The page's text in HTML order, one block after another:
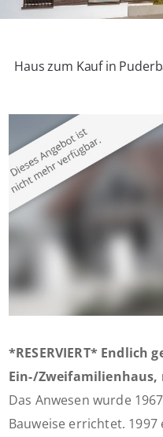
Haus zum Kauf in
*RESERVIERT* Endlich
Ein-/Zweifamilienhaus,
Das Anwesen wurde
Bauweise errichtet.